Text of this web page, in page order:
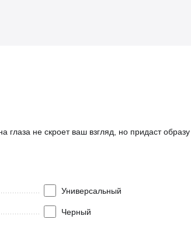
не скроет ваш взгляд, но придаст
Универсальный
Черный